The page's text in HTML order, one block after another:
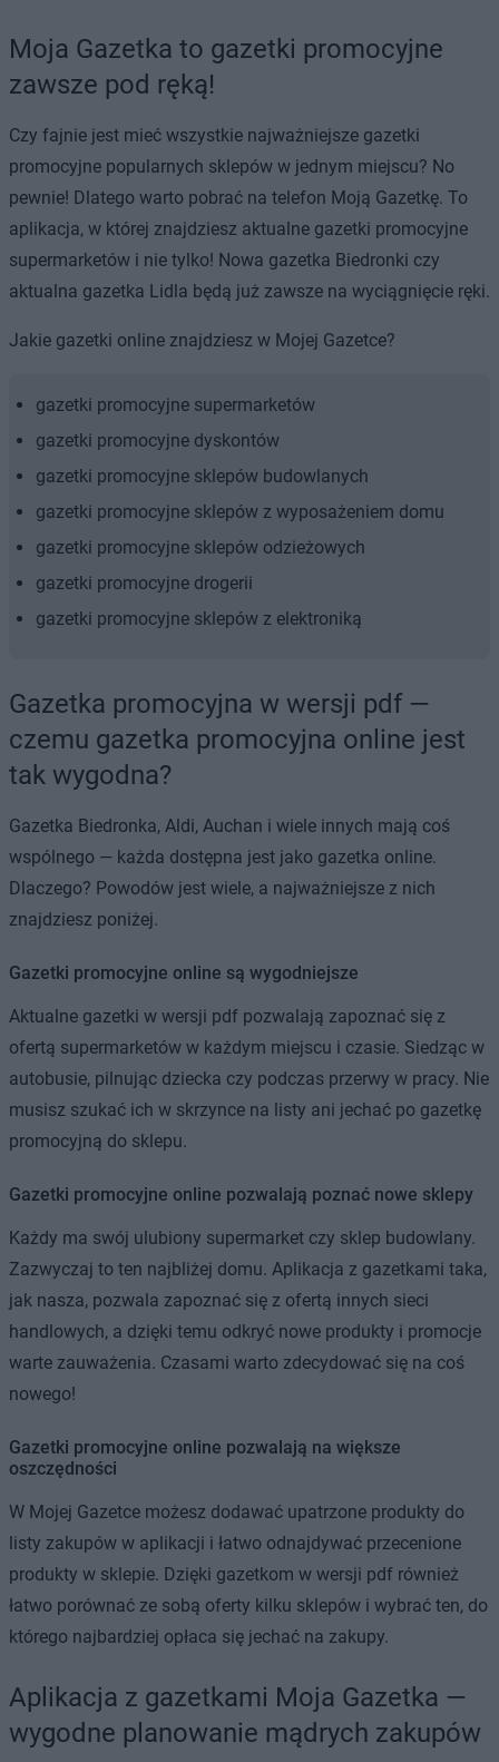
Moja Gazetka to gazetki promocyjne
zawsze pod ręką!
Czy fajnie jest mieć wszystkie najważniejsze gazetki
promocyjne popularnych sklepów w jednym miejscu? No
pewnie! Dlatego warto pobrać na telefon Moją Gazetkę. To
aplikacja, w której znajdziesz aktualne gazetki promocyjne
supermarketów i nie tylko! Nowa gazetka Biedronki czy
aktualna gazetka Lidla będą już zawsze na wyciągnięcie ręki.
Jakie gazetki online znajdziesz w Mojej Gazetce?
gazetki promocyjne supermarketów
gazetki promocyjne dyskontów
gazetki promocyjne sklepów budowlanych
gazetki promocyjne sklepów z wyposażeniem domu
gazetki promocyjne sklepów odzieżowych
gazetki promocyjne drogerii
gazetki promocyjne sklepów z elektroniką
Gazetka promocyjna w wersji pdf —
czemu gazetka promocyjna online jest
tak wygodna?
Gazetka Biedronka, Aldi, Auchan i wiele innych mają coś
wspólnego — każda dostępna jest jako gazetka online.
Dlaczego? Powodów jest wiele, a najważniejsze z nich
znajdziesz poniżej.
Gazetki promocyjne online są wygodniejsze
Aktualne gazetki w wersji pdf pozwalają zapoznać się z
ofertą supermarketów w każdym miejscu i czasie. Siedząc w
autobusie, pilnując dziecka czy podczas przerwy w pracy. Nie
musisz szukać ich w skrzynce na listy ani jechać po gazetkę
promocyjną do sklepu.
Gazetki promocyjne online pozwalają poznać nowe sklepy
Każdy ma swój ulubiony supermarket czy sklep budowlany.
Zazwyczaj to ten najbliżej domu. Aplikacja z gazetkami taka,
jak nasza, pozwala zapoznać się z ofertą innych sieci
handlowych, a dzięki temu odkryć nowe produkty i promocje
warte zauważenia. Czasami warto zdecydować się na coś
nowego!
Gazetki promocyjne online pozwalają na większe
oszczędności
W Mojej Gazetce możesz dodawać upatrzone produkty do
listy zakupów w aplikacji i łatwo odnajdywać przecenione
produkty w sklepie. Dzięki gazetkom w wersji pdf również
łatwo porównać ze sobą oferty kilku sklepów i wybrać ten, do
którego najbardziej opłaca się jechać na zakupy.
Aplikacja z gazetkami Moja Gazetka —
wygodne planowanie mądrych zakupów